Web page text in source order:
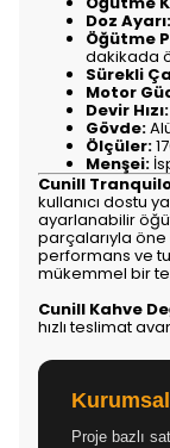
Doz Ayarı:
Öğütme
dakikada
Sürekli
Motor
Devir Hızı:
Gövde:
Ölçüler:
Menşei:
Cunill
kullanıcı dostu
ayarlanabilir
parçalarıyla öne
performans ve
mükemmel bir
Cunill Kahve
hızlı teslimat
Proje bazlı